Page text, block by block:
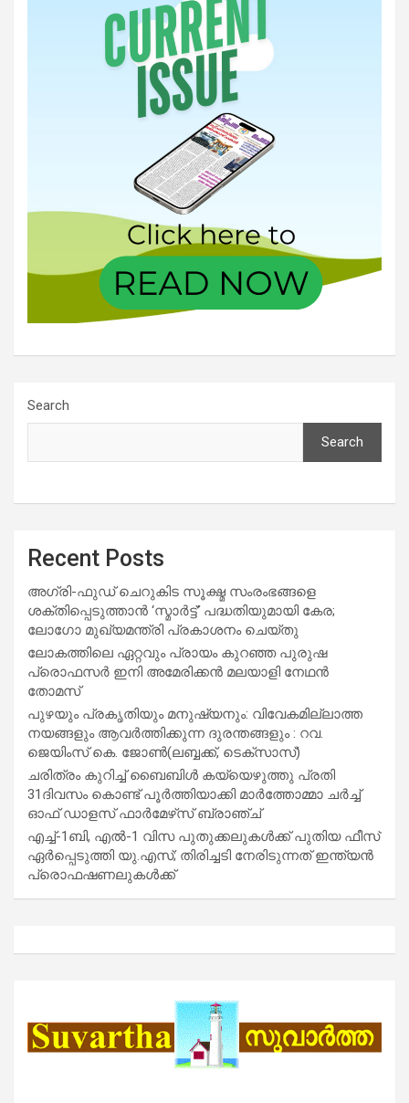
Search
Search
Recent Posts
അഗ്രി-ഫുഡ് ചെറുകിട സൂക്ഷ്മ സംരംഭങ്ങളെ
ശക്തിപ്പെടുത്താന്‍ ‘സ്മാര്‍ട്ട്’ പദ്ധതിയുമായി കേര;
ലോഗോ മുഖ്യമന്ത്രി പ്രകാശനം ചെയ്തു
ലോകത്തിലെ ഏറ്റവും പ്രായം കുറഞ്ഞ പുരുഷ
പ്രൊഫസർ ഇനി അമേരിക്കൻ മലയാളി നേഥൻ
തോമസ്
പുഴയും പ്രകൃതിയും മനുഷ്യനും: വിവേകമില്ലാത്ത
നയങ്ങളും ആവർത്തിക്കുന്ന ദുരന്തങ്ങളും : റവ.
ജെയിംസ് കെ. ജോൺ(ലബ്ബക്ക്, ടെക്സാസ്)
ചരിത്രം കുറിച്ച് ബൈബിൾ കയ്യെഴുത്തു പ്രതി
31ദിവസം കൊണ്ട് പൂർത്തിയാക്കി മാർത്തോമ്മാ ചർച്ച്
ഓഫ് ഡാളസ് ഫാർമേഴ്‌സ് ബ്രാഞ്ച്
എച്ച്-1ബി, എൽ-1 വിസ പുതുക്കലുകൾക്ക് പുതിയ ഫീസ്
ഏർപ്പെടുത്തി യു.എസ്; തിരിച്ചടി നേരിടുന്നത് ഇന്ത്യൻ
പ്രൊഫഷണലുകൾക്ക്